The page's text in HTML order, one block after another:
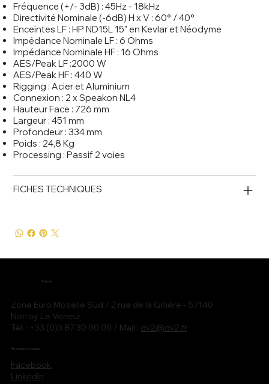
Fréquence (+/- 3dB) : 45Hz - 18kHz
Directivité Nominale (-6dB) H x V : 60° / 40°
Enceintes LF : HP ND15L 15" en Kevlar et Néodyme
Impédance Nominale LF : 6 Ohms
Impédance Nominale HF : 16 Ohms
AES/Peak LF :2000 W
AES/Peak HF : 440 W
Rigging : Acier et Aluminium
Connexion : 2 x Speakon NL4
Hauteur Face : 726 mm
Largeur : 451 mm
Profondeur : 334 mm
Poids : 24,8 Kg
Processing : Passif 2 voies
FICHES TECHNIQUES
Zone Euro Moselle Sud / 2 rue de la Gillière - 57140
Norroy Le Veneur
Tél. : +33 (0)3 87 30 00 00 / Mail : dv2@dv2.fr
France
Facebook
LinkedIn
Réseaux sociaux